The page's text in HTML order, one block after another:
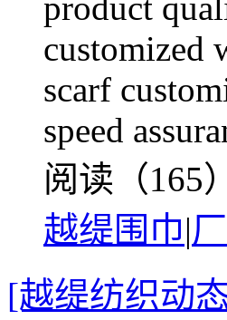
product
customized
scarf
speed
阅读（165
越缇围巾|
[越缇纺织动